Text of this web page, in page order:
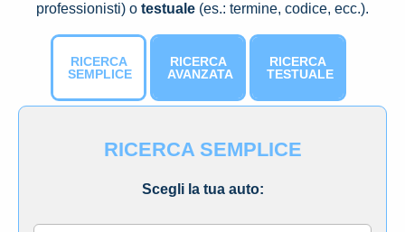
professionisti) o testuale (es.: termine, codice, ecc.).
RICERCA
SEMPLICE
RICERCA
AVANZATA
RICERCA
TESTUALE
RICERCA SEMPLICE
Scegli la tua auto: